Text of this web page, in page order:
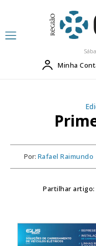
Minha
Por: Rafael Raimundo
Partilhar artigo: